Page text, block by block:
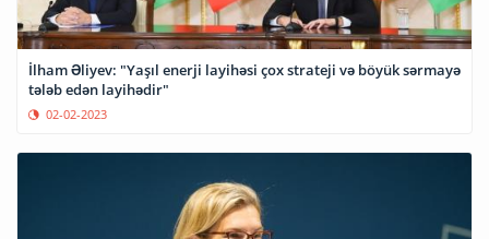
İlham Əliyev: "Yaşıl enerji layihəsi çox strateji və böyük sərmayə
tələb edən layihədir"
02-02-2023